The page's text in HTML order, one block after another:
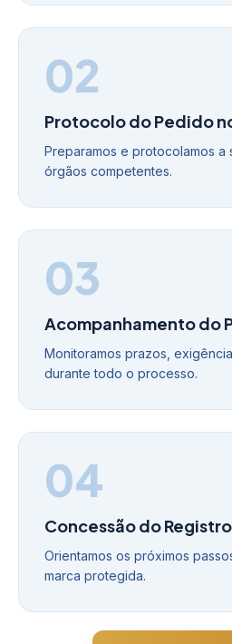
02
Protocolo do Pedido
Preparamos e protocolamos a
órgãos competentes.
03
Acompanhamento do
Monitoramos prazos,
durante todo o processo.
04
Concessão do
Orientamos os próximos
marca protegida.